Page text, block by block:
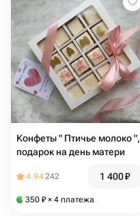
Конфеты " Птичье молоко ",
подарок на день матери
4.94242 1 400₽
350 ₽ × 4 платежа